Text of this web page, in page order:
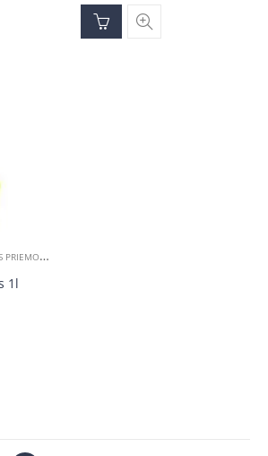
A
PSAUGINĖS IR PAGALBINĖS PRIEMONĖS
1l